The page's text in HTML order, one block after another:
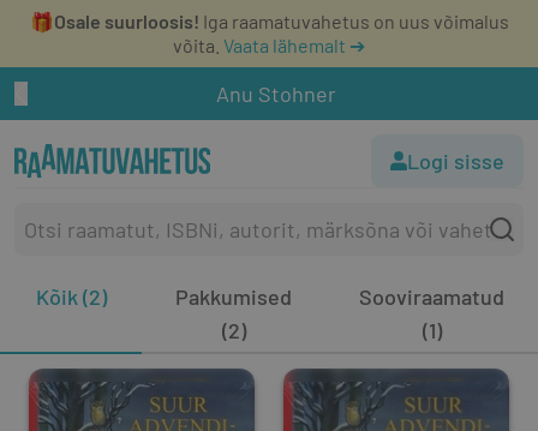
🎁Osale suurloosis! Iga raamatuvahetus on uus võimalus
võita. Vaata lähemalt ➔
Anu Stohner
Logi sisse
Kõik (2)
Pakkumised
(2)
Sooviraamatud
(1)